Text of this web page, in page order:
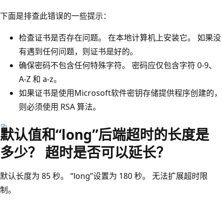
下面是排查此错误的一些提示：
检查证书是否存在问题。 在本地计算机上安装它。 如果没
有遇到任何问题，则证书是好的。
确保密码不包含任何特殊字符。 密码应仅包含字符 0-9、
A-Z 和 a-z。
如果证书是使用Microsoft软件密钥存储提供程序创建的，
则必须使用 RSA 算法。
默认值和“long”后端超时的长度是
多少？ 超时是否可以延长？
默认长度为 85 秒。 “long”设置为 180 秒。 无法扩展超时限
制。